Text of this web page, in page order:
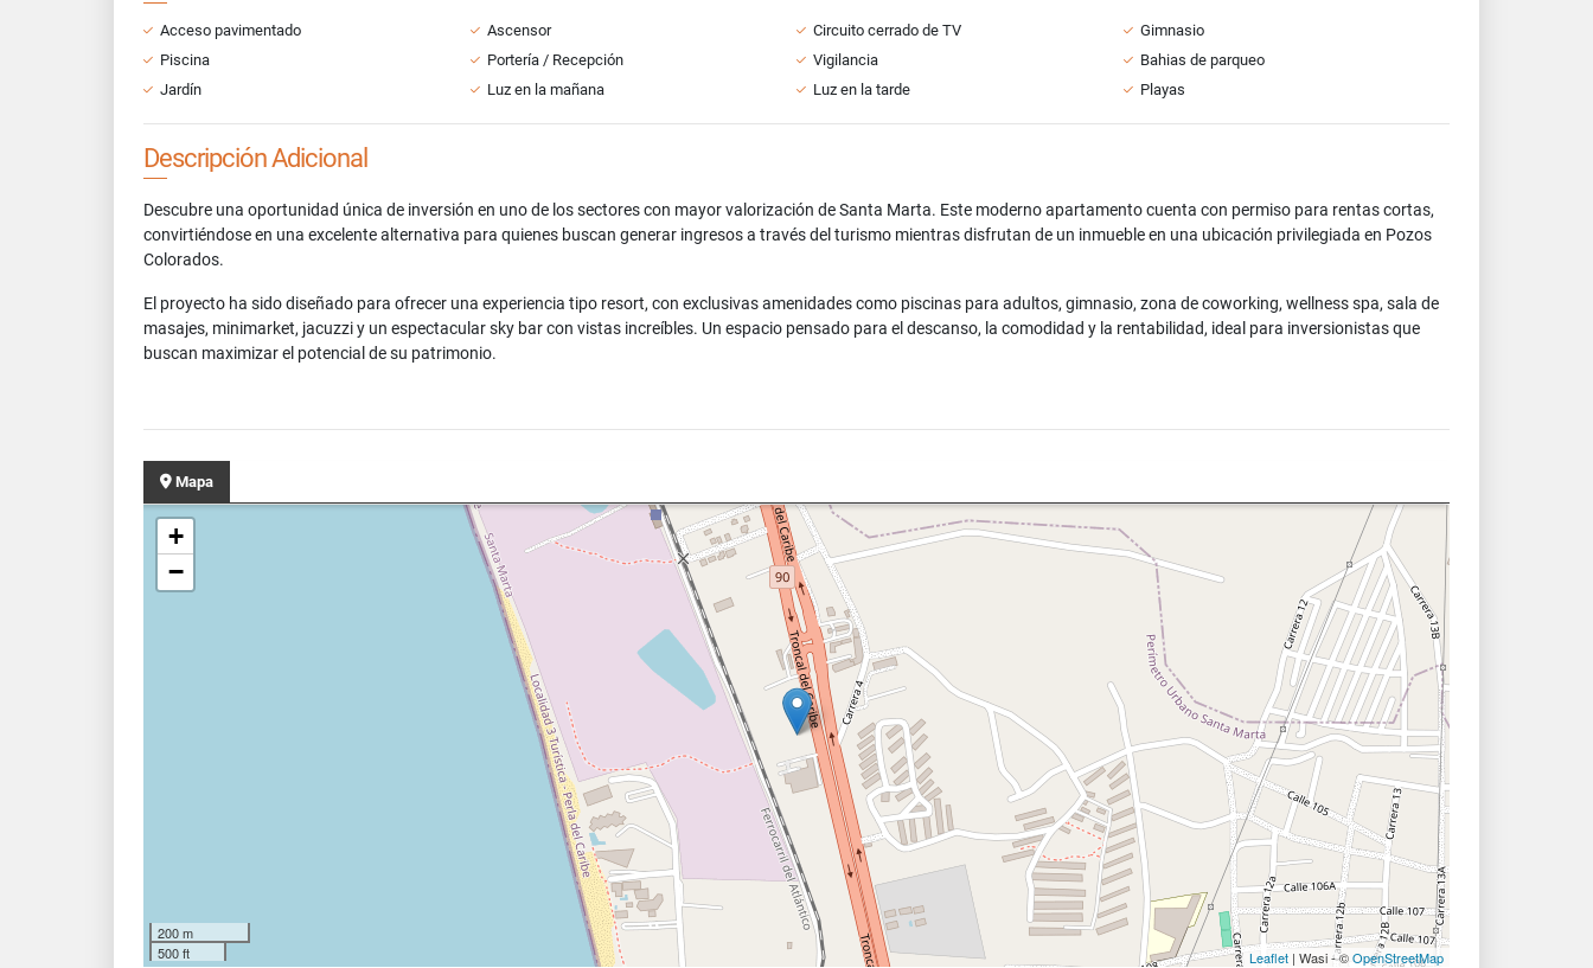
Acceso pavimentado Ascensor Circuito cerrado de TV
Gimnasio
Piscina
Portería / Recepción Vigilancia
Bahias de parqueo
Jardín
Luz en la mañana Luz en la tarde Playas
Descripción Adicional
Descubre una oportunidad única de inversión en uno de los sectores con mayor valorización de Santa Marta. Este moderno apartamento cuenta con permiso para rentas cortas,
convirtiéndose en una excelente alternativa para quienes buscan generar ingresos a través del turismo mientras disfrutan de un inmueble en una ubicación privilegiada en Pozos
Colorados.
El proyecto ha sido diseñado para ofrecer una experiencia tipo resort, con exclusivas amenidades como piscinas para adultos, gimnasio, zona de coworking, wellness spa, sala de
masajes, minimarket, jacuzzi y un espectacular sky bar con vistas increíbles. Un espacio pensado para el descanso, la comodidad y la rentabilidad, ideal para inversionistas que
buscan maximizar el potencial de su patrimonio.
Mapa
+
−
200 m
500 ft
Leaflet | Wasi - ©OpenStreetMap